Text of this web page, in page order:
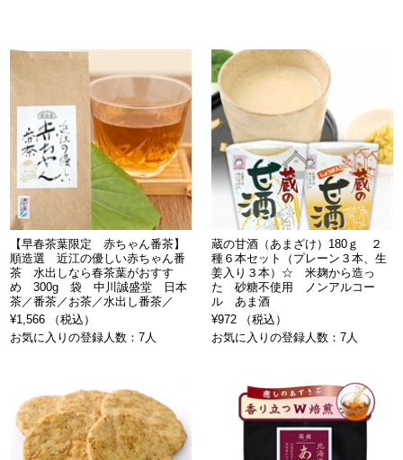
【早春茶葉限定 赤ちゃん番茶】
順造選 近江の優しい赤ちゃん番
茶 水出しなら春茶葉がおすす
め 300g 袋 中川誠盛堂 日本
茶／番茶／お茶／水出し番茶／
¥1,566 （税込）
お気に入りの登録人数：7人
蔵の甘酒（あまざけ）180ｇ ２
種６本セット（プレーン３本、生
姜入り３本）☆ 米麹から造っ
た 砂糖不使用 ノンアルコー
ル あま酒
¥972 （税込）
お気に入りの登録人数：7人